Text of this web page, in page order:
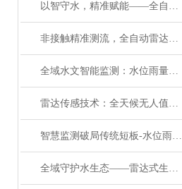
以智守水，精准赋能——全自动水文流速流量监测仪#2026已更新
非接触精准测流，全自动雷达流速监测系统筑牢水安全防线
全域水文智能监测：水位雨量流速流量监测系统赋能防汛减灾与水资源优化
雷达传感技术：全天候无人值守非接触式生态流量精准监测设备介绍
智慧监测破局传统短板-水位雨量流速流量监测设备水情管控迈入数字化时代
全域守护水生态——雷达式生态流量监测设备的全场景应用与实用价值